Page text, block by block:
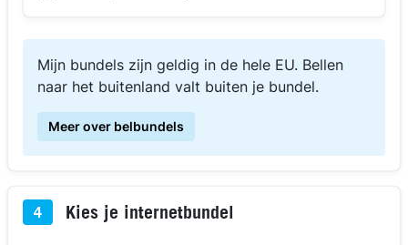
Mijn bundels zijn geldig in de hele EU. Bellen
naar het buitenland valt buiten je bundel.
Meer over belbundels
4 Kies je internetbundel